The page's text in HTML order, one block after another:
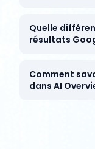
Quelle
résultats
Comment
dans AI